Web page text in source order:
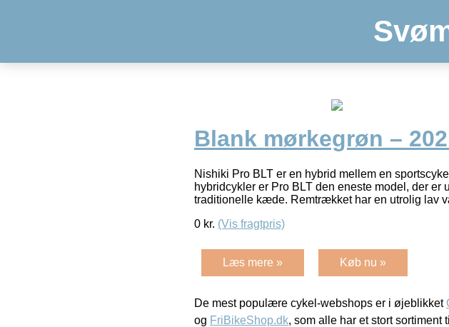
Blank mørkegrøn –
Nishiki Pro BLT er en hybrid mellem en
hybridcykler er Pro BLT den eneste model, der
traditionelle kæde. Remtrækket har en utrolig lav
0 kr. (Vis fragtpris)
Læs mere » Køb nu »
De mest populære cykel-webshops er i øjeblikket
og FriBikeShop.dk, som alle har et stort sortiment